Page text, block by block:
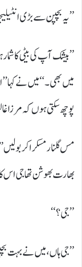
’’یہ بچپن سے بڑی
’’بیشک آپ کی بیٹی کا
میں بھی۔‘‘ میں نے کہا
پوچھ سکتی ہوں کہ
مس گلنار مسکرا کر بولیں
بھارت بھوشن تھا جی اس
’’جی؟‘‘
’’جی ہاں، میں نے بہت